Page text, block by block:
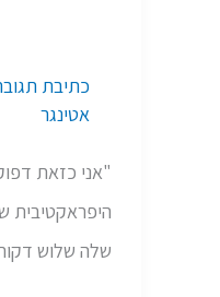
כתיבת
אטינגר
"אני כזאת
היפראקטיבית
שלה שלוש
הצצה
הקליניקה